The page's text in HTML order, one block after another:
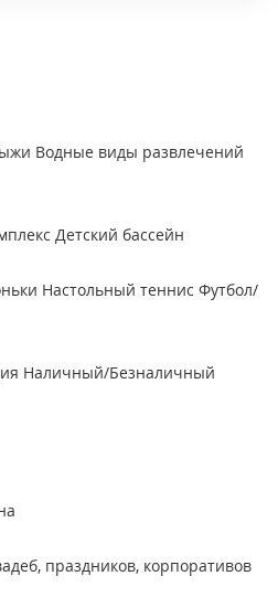
Водные виды развлечений
Детский бассейн
Настольный теннис Футбол/
Наличный/Безналичный
праздников, корпоративов